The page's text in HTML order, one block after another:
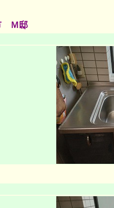
Ｍ邸